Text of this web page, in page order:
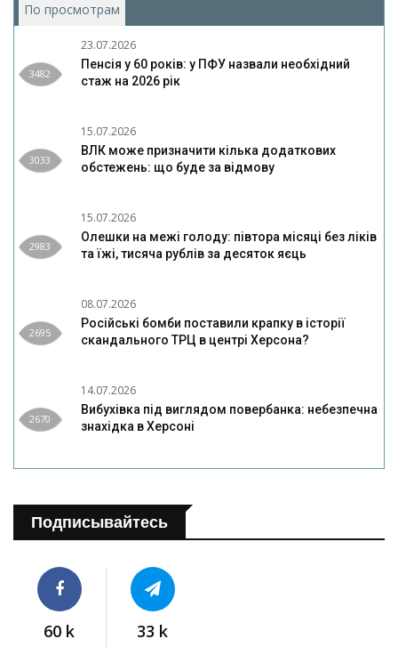
По просмотрам
3482
23.07.2026
Пенсія у 60 років: у ПФУ назвали необхідний
стаж на 2026 рік
3033
15.07.2026
ВЛК може призначити кілька додаткових
обстежень: що буде за відмову
2983
15.07.2026
Олешки на межі голоду: півтора місяці без ліків
та їжі, тисяча рублів за десяток яєць
2695
08.07.2026
Російські бомби поставили крапку в історії
скандального ТРЦ в центрі Херсона?
2670
14.07.2026
Вибухівка під виглядом повербанка: небезпечна
знахідка в Херсоні
Подписывайтесь
60 k 33 k